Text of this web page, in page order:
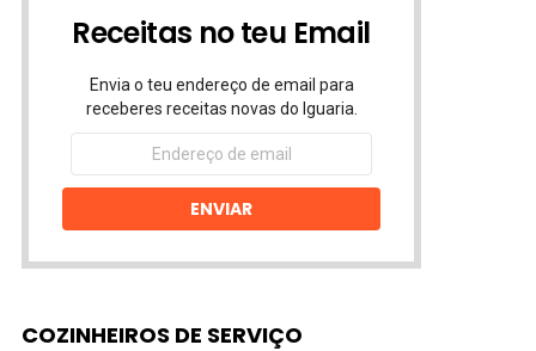
Receitas no teu Email
Envia o teu endereço de email para
receberes receitas novas do Iguaria.
Endereço
email
ENVIAR
COZINHEIROS DE SERVIÇO